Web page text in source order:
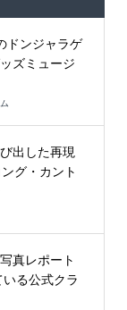
ドンジャラゲ
ズミュージ
出した再現
グ・カント
真レポート
る公式クラ